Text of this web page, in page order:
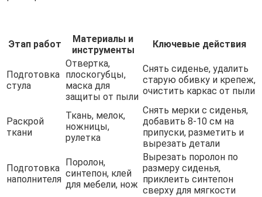
Этап работ
Материалы и
инструменты
Ключевые действия
Подготовка
стула
Отвертка,
плоскогубцы,
маска для
защиты от пыли
Снять сиденье, удалить
старую обивку и крепеж,
очистить каркас от пыли
Раскрой
ткани
Ткань, мелок,
ножницы,
рулетка
Снять мерки с сиденья,
добавить 8-10 см на
припуски, разметить и
вырезать детали
Подготовка
наполнителя
Поролон,
синтепон, клей
для мебели, нож
Вырезать поролон по
размеру сиденья,
приклеить синтепон
сверху для мягкости